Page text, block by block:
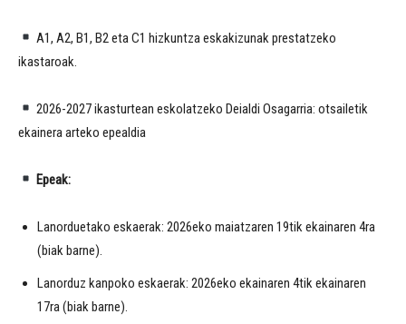
A1, A2, B1, B2 eta C1 hizkuntza eskakizunak prestatzeko
ikastaroak.
2026-2027 ikasturtean eskolatzeko Deialdi Osagarria: otsailetik
ekainera arteko epealdia
Epeak:
Lanorduetako eskaerak: 2026eko maiatzaren 19tik ekainaren 4ra
(biak barne).
Lanorduz kanpoko eskaerak: 2026eko ekainaren 4tik ekainaren
17ra (biak barne).